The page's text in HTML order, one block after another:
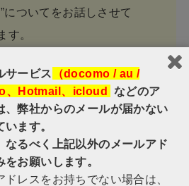
についてをお話しさせて
す。
しもお聞きしながら、
せしつつも、人間本来
いて、シェアさせて頂
います。
質に溢れ過ぎている現
サービス
（docomo / au /
、Hotmail、icloud などのア
、弊社からのメールが届かない
ます。
なるべく上記以外のメールアド
お願いします。
レスをお持ちでない場合は、